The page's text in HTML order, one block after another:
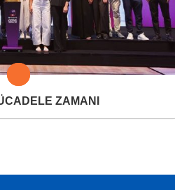
ZAMANI